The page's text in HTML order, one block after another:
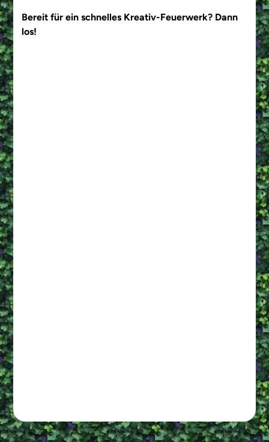
Bereit für ein schnelles Kreativ-Feuerwerk? Dann
los!